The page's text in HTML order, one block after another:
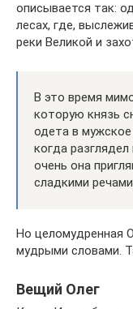
описывается так:
лесах, где,
реки Великой и
В это время
которую князь
одета в мужское
когда
очень она
сладкими
Но целомудренная
мудрыми словами.
Вещий Олег